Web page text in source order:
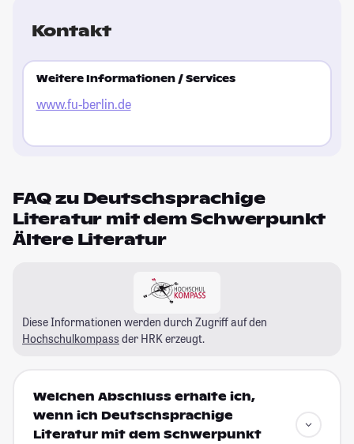
Kontakt
Weitere Informationen / Services
www.fu-berlin.de
FAQ zu Deutschsprachige
Literatur mit dem Schwerpunkt
Ältere Literatur
Diese Informationen werden durch Zugriff auf den
Hochschulkompass der HRK erzeugt.
Welchen Abschluss erhalte ich,
wenn ich Deutschsprachige
Literatur mit dem Schwerpunkt